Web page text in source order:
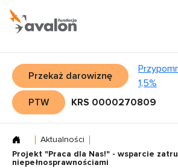
Przekaż darowiznę
1,5%
PTW
KRS 0000270809
Aktualności
Projekt "Praca dla Nas!" - wsparcie
niepełnosprawnościami